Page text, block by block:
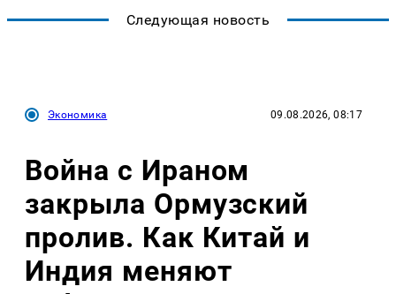
Следующая новость
Экономика 09.08.2026, 08:17
Война с Ираном
закрыла Ормузский
пролив. Как Китай и
Индия меняют